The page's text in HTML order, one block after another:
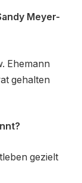
Meyer-
Ehemann
gehalten
gezielt